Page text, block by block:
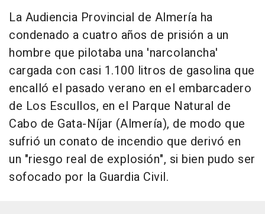
La Audiencia Provincial de Almería ha
condenado a cuatro años de prisión a un
hombre que pilotaba una 'narcolancha'
cargada con casi 1.100 litros de gasolina que
encalló el pasado verano en el embarcadero
de Los Escullos, en el Parque Natural de
Cabo de Gata-Níjar (Almería), de modo que
sufrió un conato de incendio que derivó en
un "riesgo real de explosión", si bien pudo ser
sofocado por la Guardia Civil.